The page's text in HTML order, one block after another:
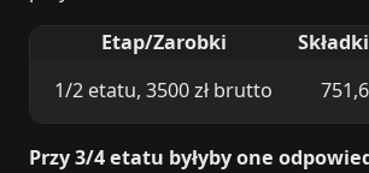
Etap/Zarobki
1/2 etatu, 3500 zł brutto
Przy 3/4 etatu byłyby one